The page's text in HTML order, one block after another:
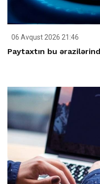
06 Avqust 2026 21:46
Paytaxtın bu